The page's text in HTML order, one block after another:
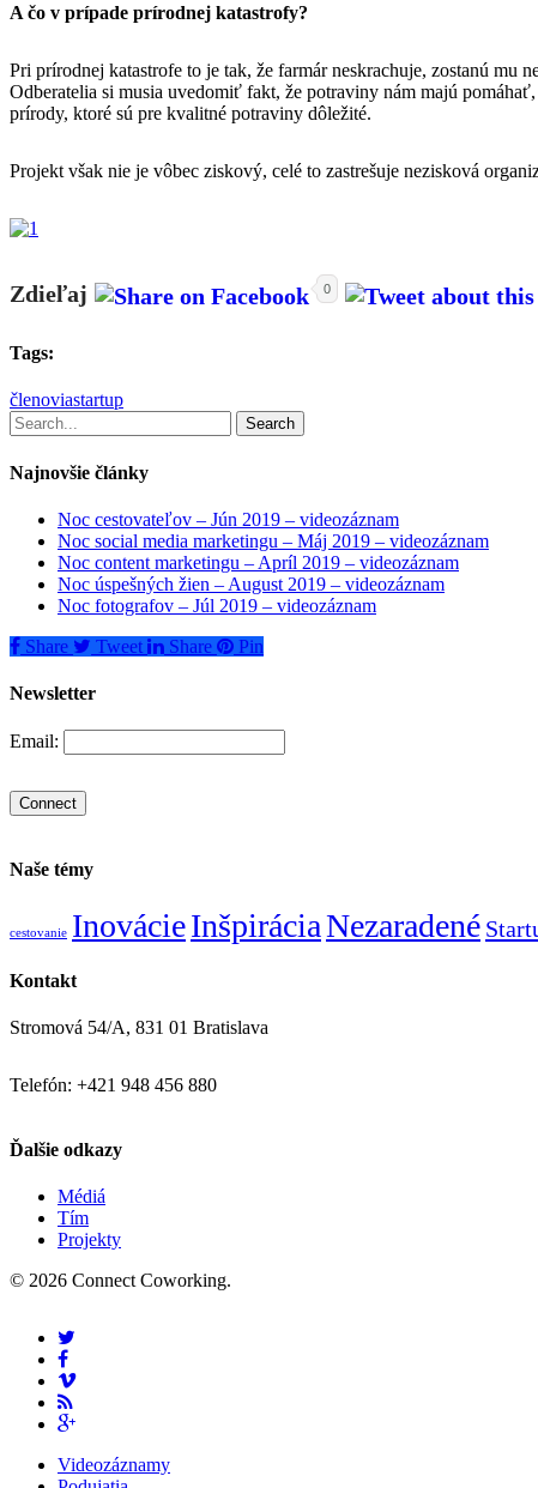
A čo v prípade prírodnej katastrofy?
Pri prírodnej katastrofe to je tak, že farmár neskrachuje, zostanú
Odberatelia si musia uvedomiť fakt, že potraviny nám majú
prírody, ktoré sú pre kvalitné potraviny dôležité.
Projekt však nie je vôbec ziskový, celé to zastrešuje nezisková
Zdieľaj 0
Tags:
členoviastartup
Search
Najnovšie články
Noc cestovateľov – Jún 2019 – videozáznam
Noc social media marketingu – Máj 2019 – videozáznam
Noc content marketingu – Apríl 2019 – videozáznam
Noc úspešných žien – August 2019 – videozáznam
Noc fotografov – Júl 2019 – videozáznam
Share
Tweet Share Pin
Newsletter
Email:
Naše témy
cestovanie InovácieInšpiráciaNezaradené
Kontakt
Stromová 54/A, 831 01 Bratislava
Telefón: +421 948 456 880
Ďalšie odkazy
Médiá
Tím
Projekty
© 2026 Connect Coworking.
Videozáznamy